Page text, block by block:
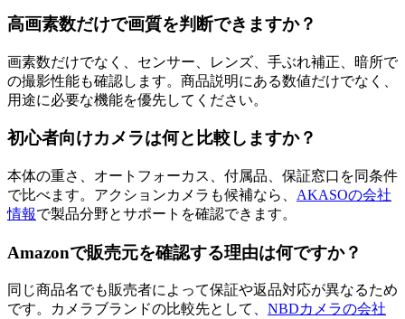
高画素数だけで画質を判断できますか？
画素数だけでなく、センサー、レンズ、手ぶれ補正、暗所で
の撮影性能も確認します。商品説明にある数値だけでなく、
用途に必要な機能を優先してください。
初心者向けカメラは何と比較しますか？
本体の重さ、オートフォーカス、付属品、保証窓口を同条件
で比べます。アクションカメラも候補なら、 AKASOの会社
情報で製品分野とサポートを確認できます。
Amazonで販売元を確認する理由は何ですか？
同じ商品名でも販売者によって保証や返品対応が異なるため
です。カメラブランドの比較先として、 NBDカメラの会社